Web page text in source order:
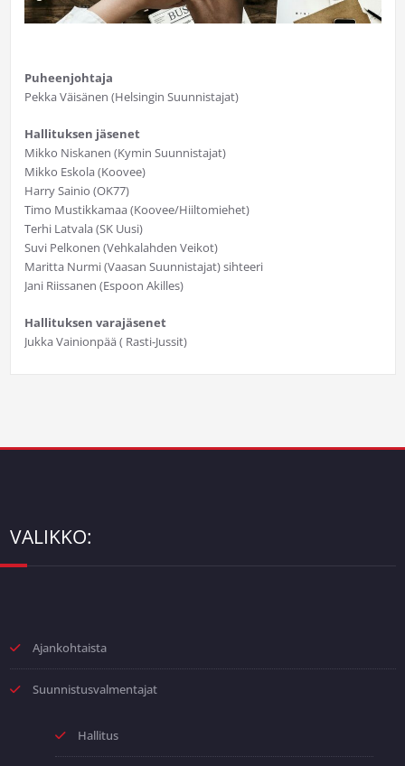
Puheenjohtaja
Pekka Väisänen (Helsingin Suunnistajat)
Hallituksen jäsenet
Mikko Niskanen (Kymin Suunnistajat)
Mikko Eskola (Koovee)
Harry Sainio (OK77)
Timo Mustikkamaa (Koovee/Hiiltomiehet)
Terhi Latvala (SK Uusi)
Suvi Pelkonen (Vehkalahden Veikot)
Maritta Nurmi (Vaasan Suunnistajat) sihteeri
Jani Riissanen (Espoon Akilles)
Hallituksen varajäsenet
Jukka Vainionpää ( Rasti-Jussit)
VALIKKO:
Ajankohtaista
Suunnistusvalmentajat
Hallitus